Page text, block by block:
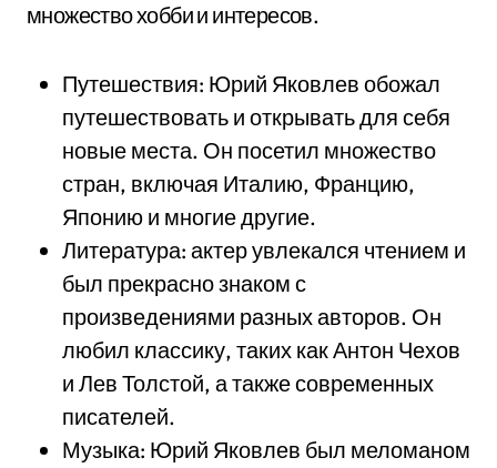
множество хобби и интересов.
Путешествия: Юрий Яковлев обожал
путешествовать и открывать для себя
новые места. Он посетил множество
стран, включая Италию, Францию,
Японию и многие другие.
Литература: актер увлекался чтением и
был прекрасно знаком с
произведениями разных авторов. Он
любил классику, таких как Антон Чехов
и Лев Толстой, а также современных
писателей.
Музыка: Юрий Яковлев был меломаном